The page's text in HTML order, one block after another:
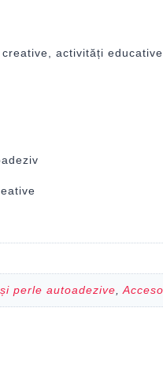
activități educative
perle autoadezive